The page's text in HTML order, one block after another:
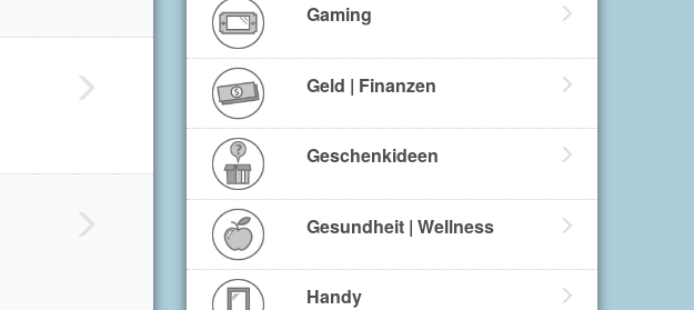
Gaming
Geld | Finanzen
Geschenkideen
Gesundheit | Wellness
Handy